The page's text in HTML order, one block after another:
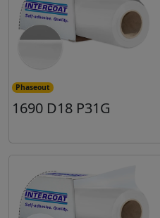
Phaseout
1690 D18 P31G